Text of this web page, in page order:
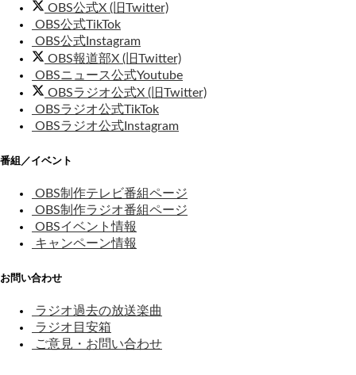
OBS公式X (旧Twitter)
OBS公式TikTok
OBS公式Instagram
OBS報道部X (旧Twitter)
OBSニュース公式Youtube
OBSラジオ公式X (旧Twitter)
OBSラジオ公式TikTok
OBSラジオ公式Instagram
番組／イベント
OBS制作テレビ番組ページ
OBS制作ラジオ番組ページ
OBSイベント情報
キャンペーン情報
お問い合わせ
ラジオ過去の放送楽曲
ラジオ目安箱
ご意見・お問い合わせ